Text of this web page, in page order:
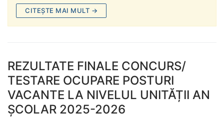
CITEȘTE MAI MULT →
REZULTATE FINALE CONCURS/
TESTARE OCUPARE POSTURI
VACANTE LA NIVELUL UNITĂȚII AN
ȘCOLAR 2025-2026